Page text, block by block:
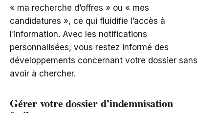
« ma recherche d’offres » ou « mes
candidatures », ce qui fluidifie l’accès à
l’information. Avec les notifications
personnalisées, vous restez informé des
développements concernant votre dossier sans
avoir à chercher.
Gérer votre dossier d’indemnisation